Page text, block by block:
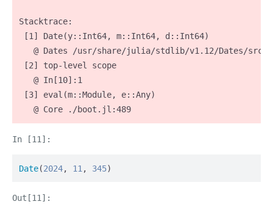
Stacktrace:
[1] Date(y::Int64, m::Int64, d::Int64)
@ Dates /usr/share/julia/stdlib/v1.12/Dates/src/
[2] top-level scope
   @ In[10]:1
[3] eval(m::Module, e::Any)
   @ Core ./boot.jl:489
Date(2024, 11 , 345)